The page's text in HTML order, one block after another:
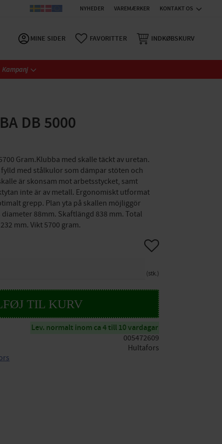
NYHEDER VAREMÆRKER KONTAKT OS
MINE SIDER FAVORITTER INDKØBSKURV
Kampanj
DB 5000
Gram.Klubba med skalle täckt av uretan.
med stålkulor som dämpar stöten och
är skonsam mot arbetsstycket, samt
inte är av metall. Ergonomiskt utformat
grepp. Plan yta på skallen möjliggör
88mm. Skaftlängd 838 mm. Total
mm. Vikt 5700 gram.
stk.
Gem som favorit
Lev. normalt inom ca 4 till 10 vardagar
005472609
Hultafors